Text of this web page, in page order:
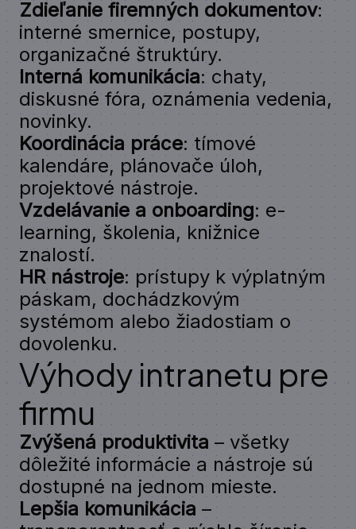
Zdieľanie firemných dokumentov:
interné smernice, postupy,
organizačné štruktúry.
Interná komunikácia: chaty,
diskusné fóra, oznámenia vedenia,
novinky.
Koordinácia práce: tímové
kalendáre, plánovače úloh,
projektové nástroje.
Vzdelávanie a onboarding: e-
learning, školenia, knižnice
znalostí.
HR nástroje: prístupy k výplatným
páskam, dochádzkovým
systémom alebo žiadostiam o
dovolenku.
Výhody intranetu pre
firmu
Zvýšená produktivita – všetky
dôležité informácie a nástroje sú
dostupné na jednom mieste.
Lepšia komunikácia –